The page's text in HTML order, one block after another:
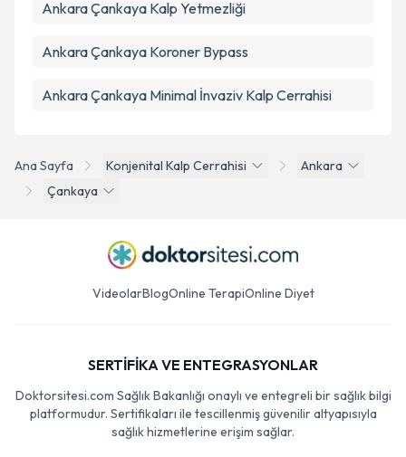
Ana Sayfa Konjenital Kalp Cerrahisi
Ankara
Çankaya
Ankara Çankaya Kalp Yetmezliği
Ankara Çankaya Koroner Bypass
Ankara Çankaya Minimal İnvaziv Kalp Cerrahisi
VideolarBlogOnline TerapiOnline Diyet
SERTİFİKA VE ENTEGRASYONLAR
Doktorsitesi.com Sağlık Bakanlığı onaylı ve entegreli bir sağlık bilgi
platformudur. Sertifikaları ile tescillenmiş güvenilir altyapısıyla
sağlık hizmetlerine erişim sağlar.